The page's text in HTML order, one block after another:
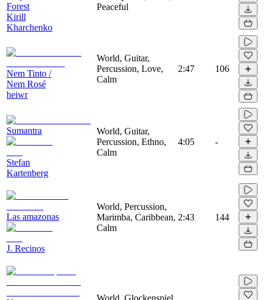
Forest
Kirill
Kharchenko
Peaceful
Nem Tinto /
Nem Rosé
heiwr
World, Guitar,
Percussion, Love,
Calm
2:47 106
Sumantra
Stefan
Kartenberg
World, Guitar,
Percussion, Ethno,
Calm
4:05 -
Las amazonas
J. Recinos
World, Percussion,
Marimba, Caribbean,
Calm
2:43 144
World, Glockenspiel,